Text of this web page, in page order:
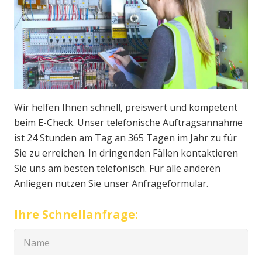
Wir helfen Ihnen schnell, preiswert und kompetent
beim E-Check. Unser telefonische Auftragsannahme
ist 24 Stunden am Tag an 365 Tagen im Jahr zu für
Sie zu erreichen. In dringenden Fällen kontaktieren
Sie uns am besten telefonisch. Für alle anderen
Anliegen nutzen Sie unser Anfrageformular.
Ihre Schnellanfrage: